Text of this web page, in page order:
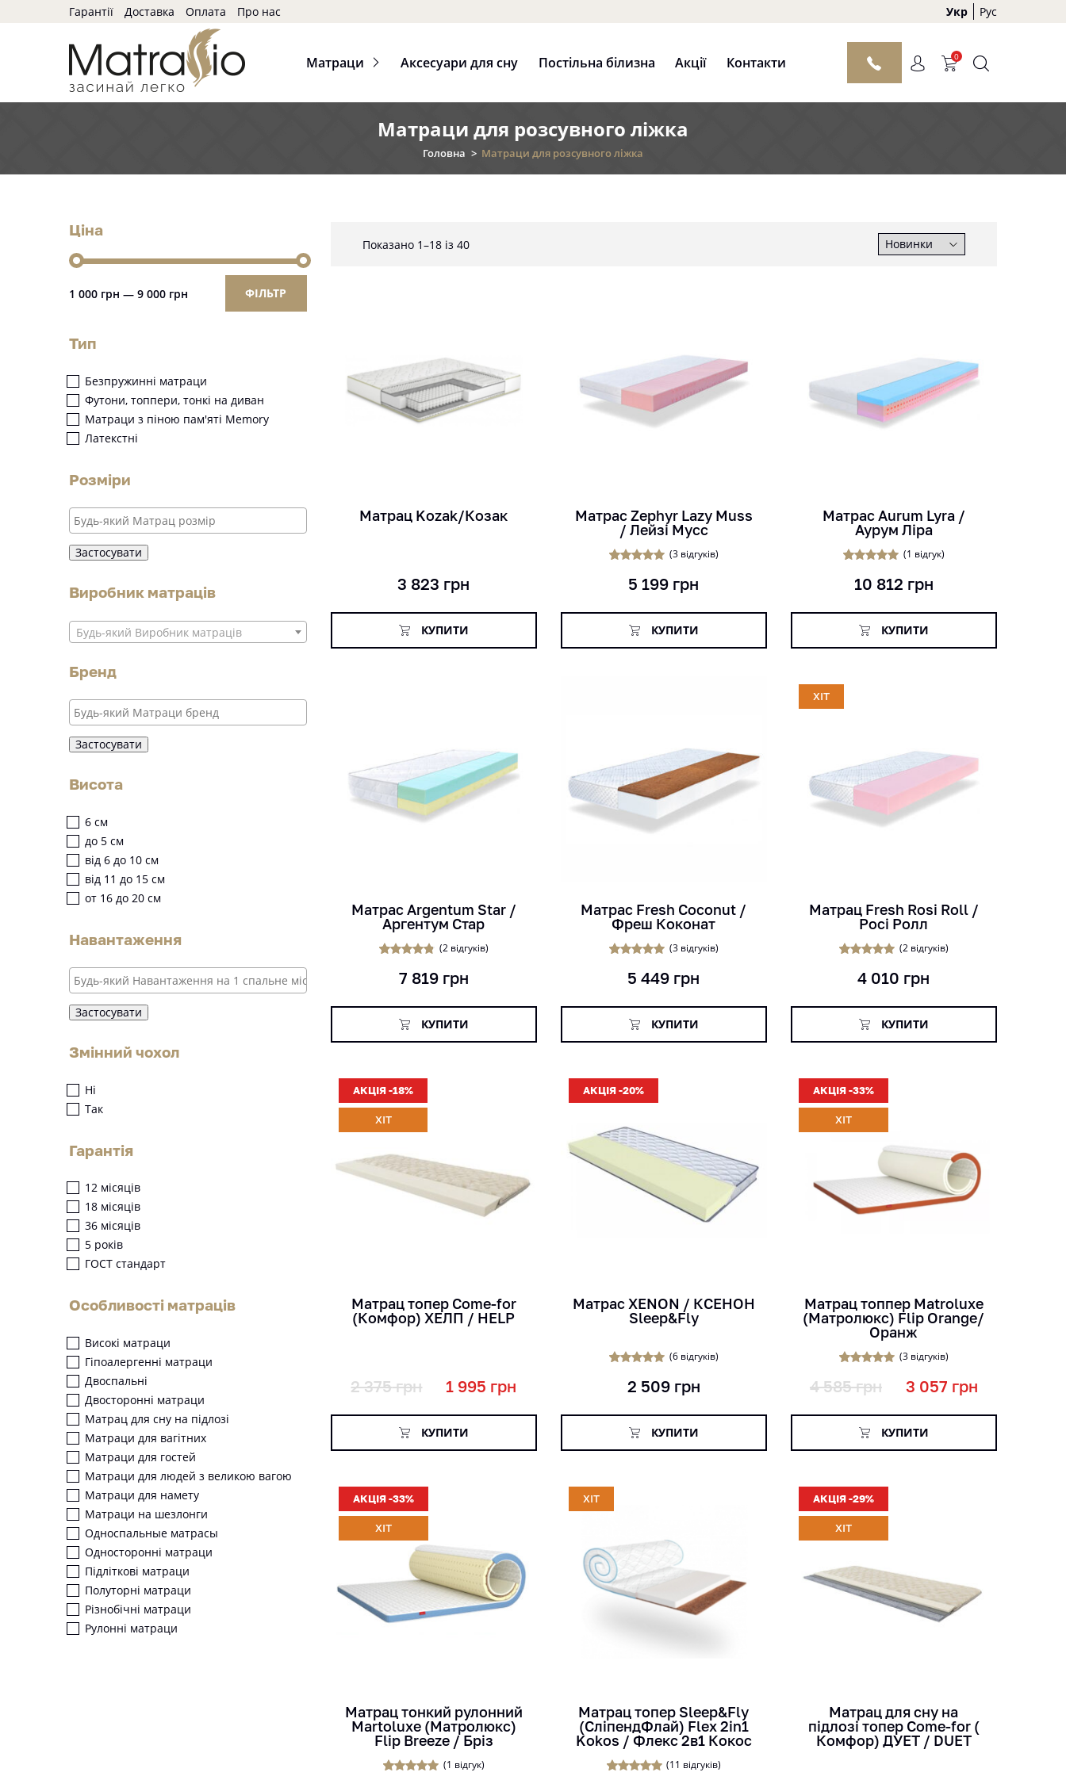
Гарантії Доставка Оплата Про нас Укр Рус
0
Матраци Аксесуари для сну Постільна білизна Акції Контакти
Матраци для розсувного ліжка
Головна > Матраци для розсувного ліжка
Показано 1–18 із 40
Матрац Kozak/Козак
3 823 грн
КУПИТИ
Матрас Zephyr Lazy Muss
/ Лейзі Мусс
5.00
з 5 на
опитування
покупців
(3відгуків)
5 199 грн
КУПИТИ
Матрас Aurum Lyra /
Аурум Ліра
5.00
з 5 на
опитування
покупця
(1 відгук)
10 812 грн
КУПИТИ
Матрас Argentum Star /
Аргентум Стар
4.50
з 5 на
опитуванн
покупців
(2відгуків)
7 819грн
КУПИТИ
Матрас Fresh Coconut /
Фреш Коконат
5.00
з 5 на
опитування
покупця
(3відгуків)
5 449 грн
КУПИТИ
ХІТ
Матрац Fresh Rosi Roll /
Росі Ролл
5.00
з 5 на
опитування
покупця
(2відгуків)
4 010 грн
КУПИТИ
АКЦІЯ -18%
ХІТ
Матрац топер Come-for
(Комфор) ХЕЛП / HELP
2 375грн 1 995 грн
КУПИТИ
АКЦІЯ -20%
Матрас XENON / КСЕНОН
Sleep&Fly
5.00
з 5 на
опитування
покупців
(6відгуків)
2 509грн
КУПИТИ
АКЦІЯ -33%
ХІТ
Матрац топпер Matroluxe
(Матролюкс) Flip Orange/
Оранж
4.67
з 5 на
опитуванн
покупців
(3відгуків)
4 585грн 3 057 грн
КУПИТИ
АКЦІЯ -33%
ХІТ
Матрац тонкий рулонний
Martoluxe (Матролюкс)
Flip Breeze / Бріз
(1 відгук)
ХІТ
Матрац топер Sleep&Fly
(СліпендФлай) Flex 2in1
Kokos / Флекс 2в1 Кокос
(11 відгуків)
АКЦІЯ -29%
ХІТ
Матрац для сну на
підлозі топер Come-for (
Комфор) ДУЕТ / DUET
Ціна
ФІЛЬТР
1 000 грн — 9 000 грн
Тип
Безпружинні матраци
Футони, топпери, тонкі на диван
Матраци з піною пам'яті Memory
Латекстні
Розміри
Застосувати
Виробник матраців
Будь-який Виробник матраців
Бренд
Застосувати
Висота
6 см
до 5 см
від 6 до 10 см
від 11 до 15 см
от 16 до 20 см
Навантаження
Застосувати
Змінний чохол
Ні
Так
Гарантія
12 місяців
18 місяців
36 місяців
5 років
ГОСТ стандарт
Особливості матраців
Високі матраци
Гіпоалергенні матраци
Двоспальні
Двосторонні матраци
Матрац для сну на підлозі
Матраци для вагітних
Матраци для гостей
Матраци для людей з великою вагою
Матраци для намету
Матраци на шезлонги
Односпальные матрасы
Односторонні матраци
Підліткові матраци
Полуторні матраци
Різнобічні матраци
Рулонні матраци